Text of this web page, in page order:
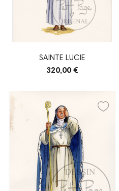
SAINTE LUCIE
320,00 €